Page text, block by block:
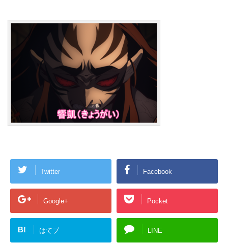
Twitter Facebook
Google+ Pocket
B! はてブ LINE